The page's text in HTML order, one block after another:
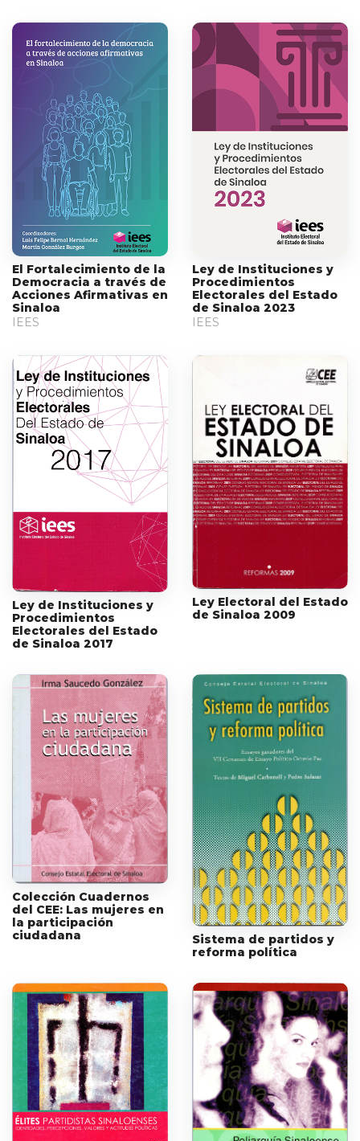
El Fortalecimiento de la
Democracia a través de
Acciones Afirmativas en
Sinaloa
IEES
Ley de Instituciones y
Procedimientos
Electorales del Estado
de Sinaloa 2023
IEES
Ley de Instituciones y
Procedimientos
Electorales del Estado
de Sinaloa 2017
Ley Electoral del Estado
de Sinaloa 2009
Colección Cuadernos
del CEE: Las mujeres en
la participación
ciudadana
Sistema de partidos y
reforma política